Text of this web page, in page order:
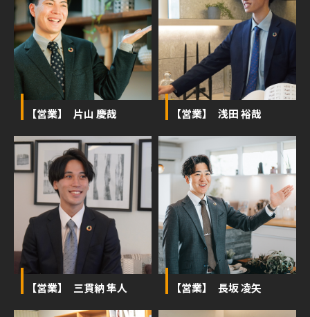
【営業】 片山 慶哉 【営業】 浅田 裕哉
【営業】 三貫納 隼人 【営業】 長坂 凌矢